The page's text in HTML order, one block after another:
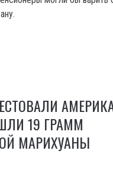
19 ГРАММ
МАРИХУАНЫ